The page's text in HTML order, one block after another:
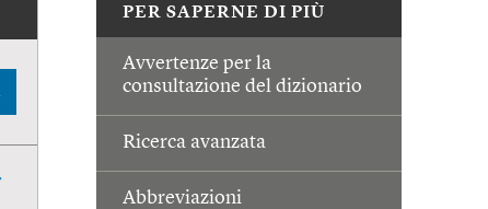
PER SAPERNE DI PIÙ
Avvertenze per la
consultazione del dizionario
Ricerca avanzata
Abbreviazioni